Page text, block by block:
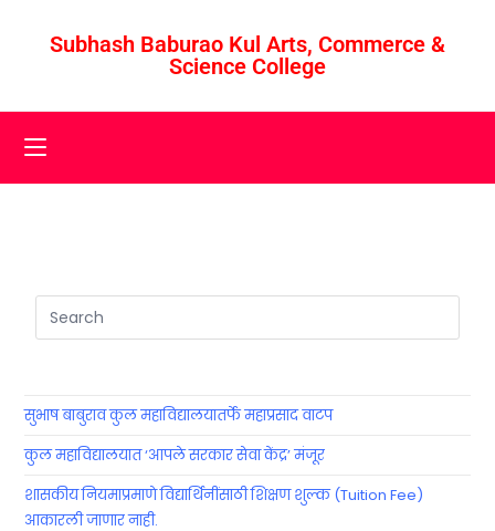
Subhash Baburao Kul Arts, Commerce &
Science College
सुभाष बाबुराव कुल महाविद्यालयातर्फे महाप्रसाद वाटप
कुल महाविद्यालयात ‘आपले सरकार सेवा केंद्र’ मंजूर
शासकीय नियमाप्रमाणे विद्यार्थिनींसाठी शिक्षण शुल्क (Tuition Fee)
आकारली जाणार नाही.